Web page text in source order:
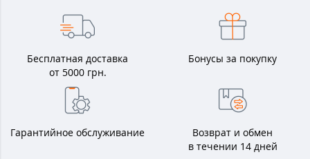
Бесплатная доставка
от 5000 грн.
Бонусы за покупку
Гарантийное обслуживание
Возврат и обмен
в течении 14 дней